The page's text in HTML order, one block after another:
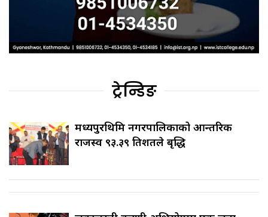
ट्रेन्डिङ
मध्यपुरथिमि नगरपालिकाको आन्तरिक
राजस्व ९३.३९ प्रतिशतले बृद्धि